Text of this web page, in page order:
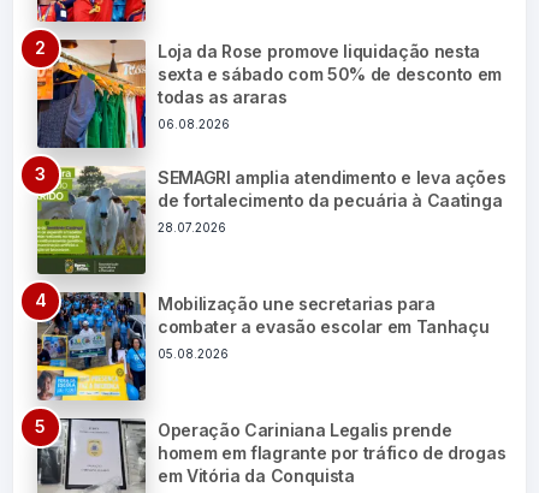
Loja da Rose promove liquidação nesta
sexta e sábado com 50% de desconto em
todas as araras
06.08.2026
SEMAGRI amplia atendimento e leva ações
de fortalecimento da pecuária à Caatinga
28.07.2026
Mobilização une secretarias para
combater a evasão escolar em Tanhaçu
05.08.2026
Operação Cariniana Legalis prende
homem em flagrante por tráfico de drogas
em Vitória da Conquista